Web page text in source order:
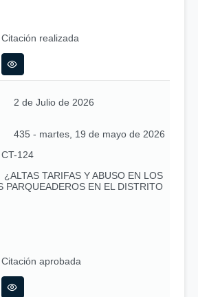
Citación realizada
2 de Julio de 2026
435 - martes, 19 de mayo de 2026
CT-124
¿ALTAS TARIFAS Y ABUSO EN LOS
PARQUEADEROS EN EL DISTRITO
Citación aprobada